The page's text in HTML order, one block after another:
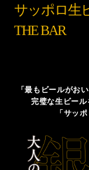
YOSHINOBU」
黒ラベル×『エ
サッポロ生ビ
「丸くなるな
定発売
サッポロ生ビー
CLUB 黒ラベル
ザ・パーフェク
サッポロ生ビー
ザ・パーフェ
サッポロ生
THE BAR
「最もビールがお
完璧な生ビー
「サッ